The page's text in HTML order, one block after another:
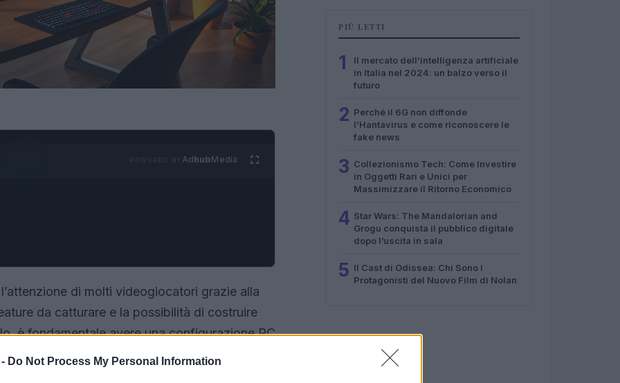
Do Not Process My Personal Information
AdhubMedia
di molti videogiocatori grazie alla
da catturare e la possibilità di costruire
è fondamentale avere una configurazione PC
i requisiti hardware necessari per
articolo, vengono esaminati i vari build
PIÙ LETTI
1
Il mercato dell’intelligenza artificiale
in Italia nel 2024: un balzo verso il
futuro
2 Perché il 6G non diffonde
l’Hantavirus e come riconoscere le
fake news
3 Collezionismo Tech: Come Investire
in Oggetti Rari e Unici per
Massimizzare il Ritorno Economico
4 Star Wars: The Mandalorian and
Grogu conquista il pubblico digitale
dopo l’uscita in sala
5 Il Cast di Odissea: Chi Sono i
Protagonisti del Nuovo Film di Nolan